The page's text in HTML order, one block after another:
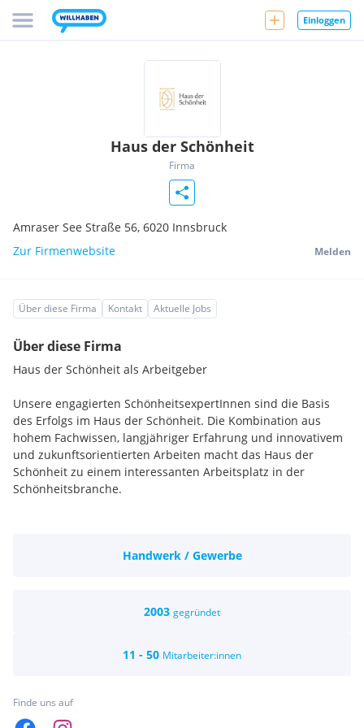
Einloggen
Haus der Schönheit
Firma
Amraser See Straße 56, 6020 Innsbruck
Zur Firmenwebsite
Melden
Über diese Firma Kontakt Aktuelle Jobs
Über diese Firma
Haus der Schönheit als Arbeitgeber
Unsere engagierten SchönheitsexpertInnen sind die Basis
des Erfolgs im Haus der Schönheit. Die Kombination aus
hohem Fachwissen, langjähriger Erfahrung und innovativem
und zukunftsorientierten Arbeiten macht das Haus der
Schönheit zu einem interessanten Arbeitsplatz in der
Schönheitsbranche.
gepflegtes Auftreten und gehst mit Mitmenschen und
möchten wir dich sehr gerne kennenlernen! Schicke uns eine
Das Schönheitsinstitut der Zukunft mit zahlreichen Benefits
Handwerk / Gewerbe
2003 gegründet
11 - 50 Mitarbeiter:innen
Finde uns auf